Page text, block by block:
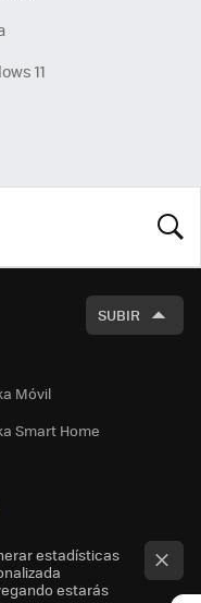
11
SUBIR
Móvil
Smart Home
estadísticas
estarás